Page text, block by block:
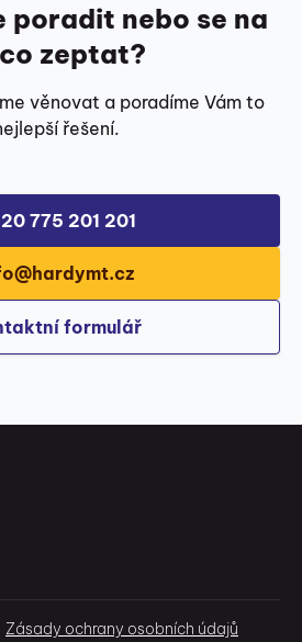
poradit nebo se na
zeptat?
věnovat a poradíme Vám to
řešení.
775 201 201
formulář
Zásady ochrany osobních údajů